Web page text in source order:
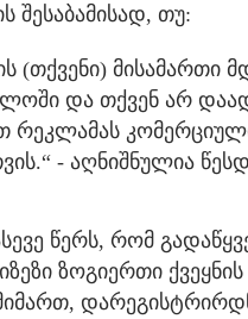
შესაბამისად, თუ:
(თქვენი) მისამართი
და თქვენ არ
რეკლამას
- აღნიშნულია
წერს, რომ
ზოგიერთი
მიმართ,